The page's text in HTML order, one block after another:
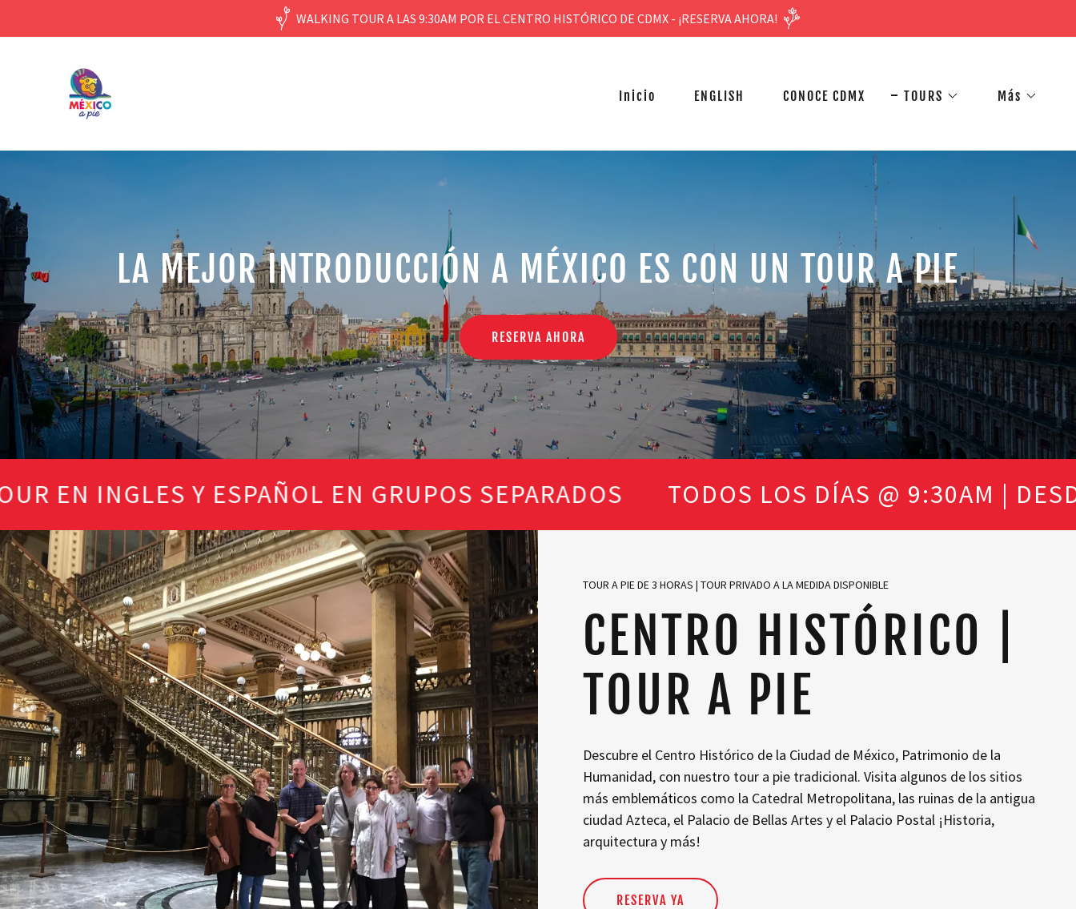
WALKING TOUR A LAS 9:30AM POR EL CENTRO HISTÓRICO DE CDMX - ¡RESERVA AHORA!
Inicio ENGLISH CONOCE CDMX TOURS Más
LA MEJOR INTRODUCCIÓN A MÉXICO ES CON UN TOUR A PIE
RESERVA AHORA
Y ESPAÑOL EN GRUPOS SEPARADOS TODOS LOS DÍAS @ 9:30AM | DESDE
TOUR A PIE DE 3 HORAS | TOUR PRIVADO A LA MEDIDA DISPONIBLE
CENTRO HISTÓRICO |
TOUR A PIE
Descubre el Centro Histórico de la Ciudad de México, Patrimonio de la
Humanidad, con nuestro tour a pie tradicional. Visita algunos de los sitios
más emblemáticos como la Catedral Metropolitana, las ruinas de la antigua
ciudad Azteca, el Palacio de Bellas Artes y el Palacio Postal ¡Historia,
arquitectura y más!
RESERVA YA